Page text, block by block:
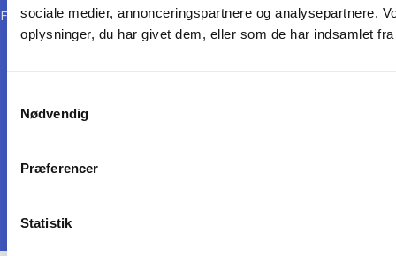
sociale medier, annonceringspartnere og analysepartnere.
oplysninger, du har givet dem, eller som de har indsamlet
Nødvendig
Præferencer
Statistik
FRIDAY Safe
FOLLOW US